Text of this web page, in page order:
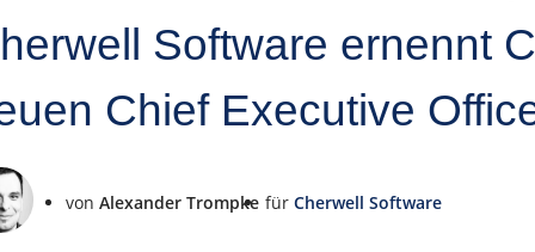
Software ernennt
Chief Executive
vonAlexander Trompke für Cherwell Software